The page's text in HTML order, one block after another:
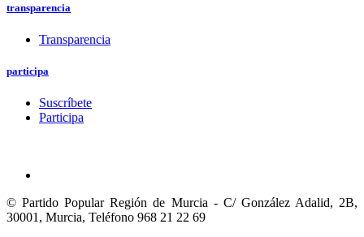
transparencia
Transparencia
participa
Suscríbete
Participa
© Partido Popular Región de Murcia - C/ González Adalid, 2B,
30001, Murcia, Teléfono 968 21 22 69